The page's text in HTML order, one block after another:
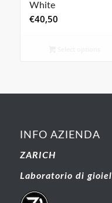
White
€40,50
INFO AZIENDA
ZARICH
Laboratorio di